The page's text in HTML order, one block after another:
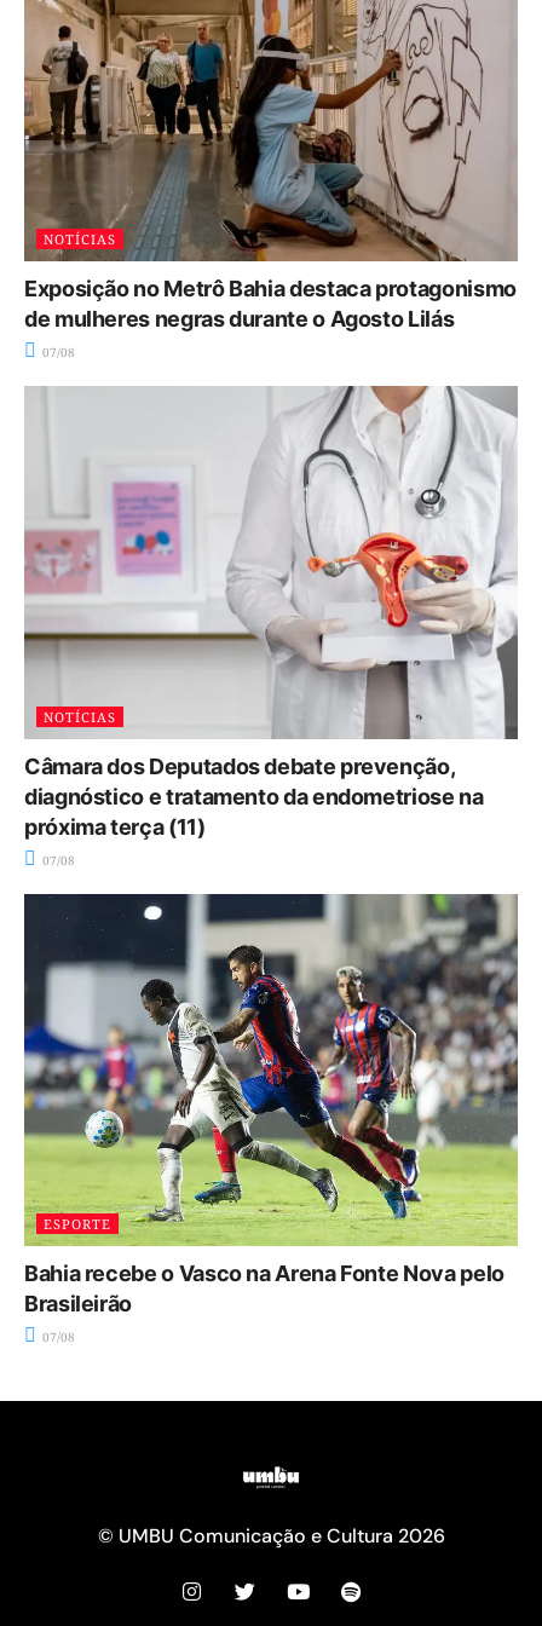
NOTÍCIAS
Exposição no Metrô Bahia destaca protagonismo
de mulheres negras durante o Agosto Lilás
07/08
NOTÍCIAS
Câmara dos Deputados debate prevenção,
diagnóstico e tratamento da endometriose na
próxima terça (11)
07/08
ESPORTE
Bahia recebe o Vasco na Arena Fonte Nova pelo
Brasileirão
07/08
© UMBU Comunicação e Cultura 2026